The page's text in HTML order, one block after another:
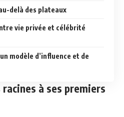
delà des plateaux
vie privée et célébrité
modèle d’influence et de
à ses premiers